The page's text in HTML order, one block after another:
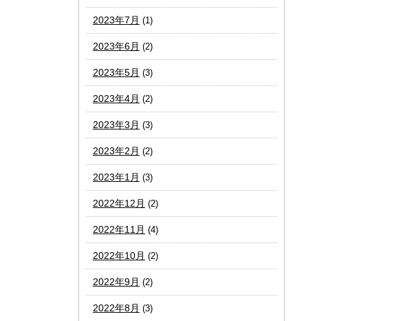
2023年7月 (1)
2023年6月 (2)
2023年5月 (3)
2023年4月 (2)
2023年3月 (3)
2023年2月 (2)
2023年1月 (3)
2022年12月 (2)
2022年11月 (4)
2022年10月 (2)
2022年9月 (2)
2022年8月 (3)